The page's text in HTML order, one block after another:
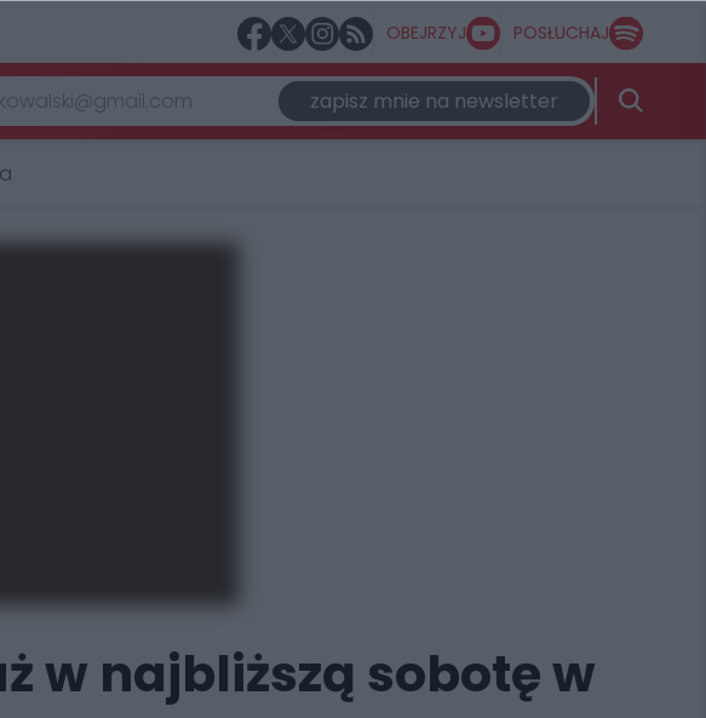
OBEJRZYJ POSŁUCHAJ
zapisz mnie na newsletter
w najbliższą sobotę w